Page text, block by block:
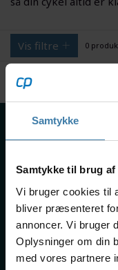
Samtykke
Samtykke til brug af
Vi bruger cookies til
bliver præsenteret
annoncer. Vi bruger
Oplysninger om din
med vores partnere
Vis filtre 0
Om os
Handelsbetingelser
Persondatapolitik
Fragt & levering
Returnering
Reklamation
Gavekort